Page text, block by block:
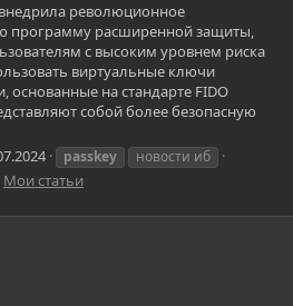
революционное
программу расширенной защиты,
с высоким уровнем риска
виртуальные ключи
основанные на стандарте FIDO
собой более безопасную
passkey новости иб
Мои статьи